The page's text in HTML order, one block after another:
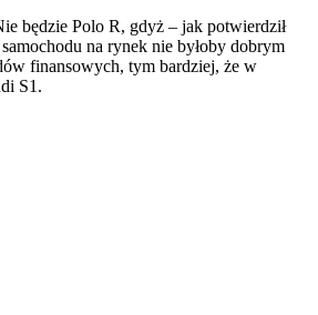
będzie Polo R, gdyż – jak potwierdził
na rynek nie byłoby dobrym
finansowych, tym bardziej, że w
S1.